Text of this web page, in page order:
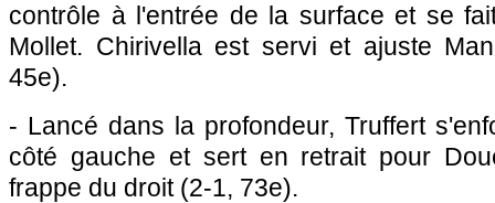
contrôle à l'entrée de la surface et se
Mollet. Chirivella est servi et ajuste
45e).
- Lancé dans la profondeur, Truffert
côté gauche et sert en retrait pour
frappe du droit (2-1, 73e).